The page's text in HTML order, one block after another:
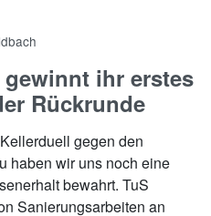
gewinnt ihr erstes
Rückrunde
gegen den
haben wir uns noch eine
bewahrt. TuS
Sanierungsarbeiten an